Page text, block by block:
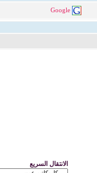
Google
الانتقال السريع